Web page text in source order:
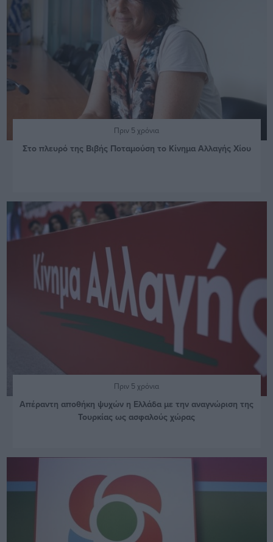
Πριν 5 χρόνια
Στο πλευρό της Βιβής Ποταμούση το Κίνημα Αλλαγής Χίου
Πριν 5 χρόνια
Απέραντη αποθήκη ψυχών η Ελλάδα με την αναγνώριση της
Τουρκίας ως ασφαλούς χώρας